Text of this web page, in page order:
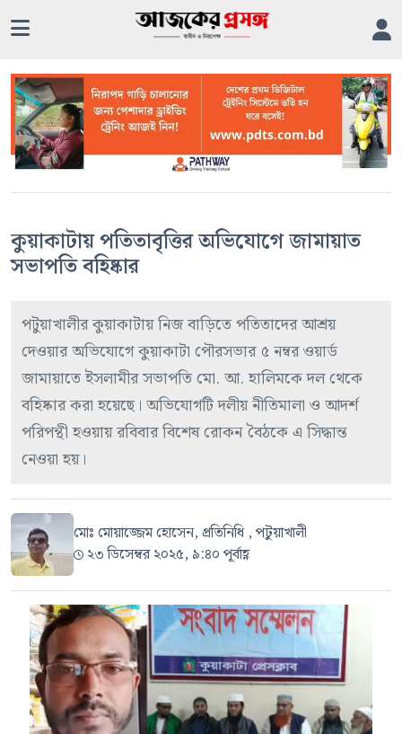
কুয়াকাটায় পতিতাবৃত্তির অভিযোগে জামায়াত
সভাপতি বহিষ্কার
পটুয়াখালীর কুয়াকাটায় নিজ বাড়িতে পতিতাদের আশ্রয়
দেওয়ার অভিযোগে কুয়াকাটা পৌরসভার ৫ নম্বর ওয়ার্ড
জামায়াতে ইসলামীর সভাপতি মো. আ. হালিমকে দল থেকে
বহিষ্কার করা হয়েছে। অভিযোগটি দলীয় নীতিমালা ও আদর্শ
পরিপন্থী হওয়ায় রবিবার বিশেষ রোকন বৈঠকে এ সিদ্ধান্ত
নেওয়া হয়।
মোঃ মোয়াজ্জেম হোসেন, প্রতিনিধি , পটুয়াখালী
২৩ ডিসেম্বর ২০২৫, ৯:৪০ পূর্বাহ্ণ